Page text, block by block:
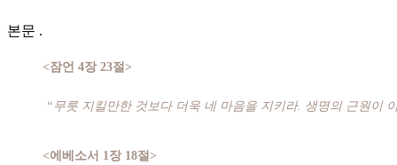
본문 .
<잠언 4장 23절>
“무릇 지킬만한 것보다 더욱 네 마음을 지키라. 생명의 근원이
<에베소서 1장 18절>